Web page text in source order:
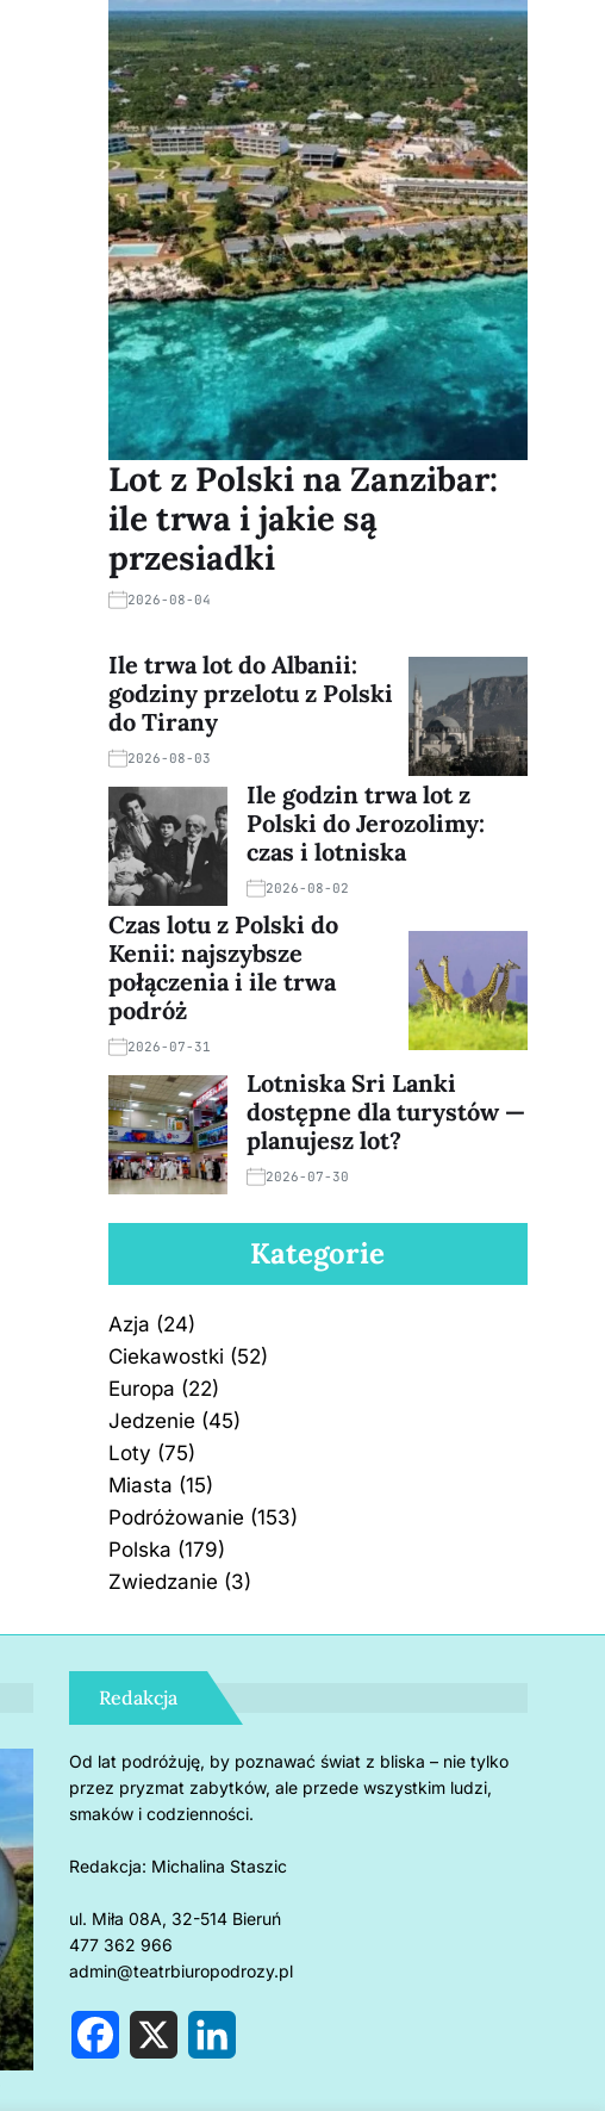
Lot z Polski na Zanzibar:
ile trwa i jakie są
przesiadki
2026-08-04
Ile trwa lot do Albanii:
godziny przelotu z Polski
do Tirany
2026-08-03
Ile godzin trwa lot z
Polski do Jerozolimy:
czas i lotniska
2026-08-02
Czas lotu z Polski do
Kenii: najszybsze
połączenia i ile trwa
podróż
2026-07-31
Lotniska Sri Lanki
dostępne dla turystów —
planujesz lot?
2026-07-30
Kategorie
Azja (24)
Ciekawostki (52)
Europa (22)
Jedzenie (45)
Loty (75)
Miasta (15)
Podróżowanie (153)
Polska (179)
Zwiedzanie (3)
Redakcja
Od lat podróżuję, by poznawać świat z bliska – nie tylko
przez pryzmat zabytków, ale przede wszystkim ludzi,
smaków i codzienności.
Redakcja: Michalina Staszic
ul. Miła 08A, 32-514 Bieruń
477 362 966
admin@teatrbiuropodrozy.pl
X